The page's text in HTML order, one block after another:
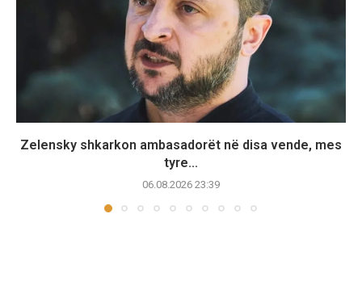
Zelensky shkarkon ambasadorët në disa vende, mes
tyre...
06.08.2026 23:39